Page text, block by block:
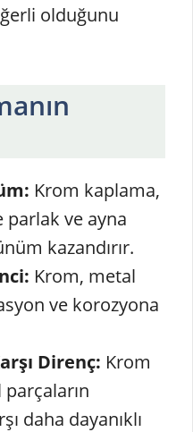
olduğunu
Krom kaplama,
parlak ve ayna
kazandırır.
Krom, metal
ve korozyona
Direnç: Krom
daha dayanıklı